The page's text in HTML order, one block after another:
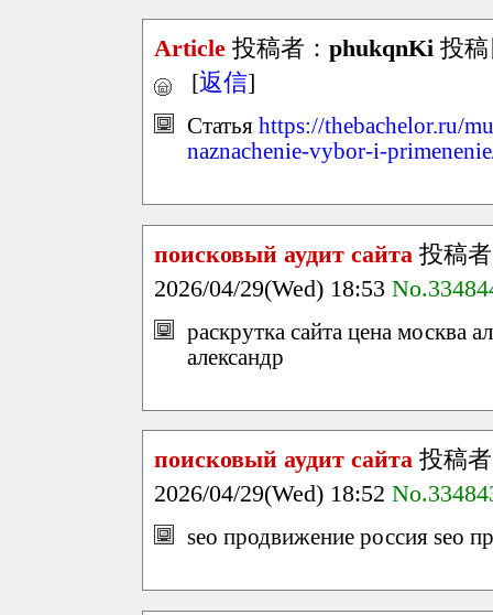
Article 投稿者： phukqnKi 投稿
[返信]
Статья https://thebachelor.ru/
naznachenie-vybor-i-
поисковый аудит сайта 投稿
2026/04/29(Wed) 18:53
раскрутка сайта цена москва
александр
поисковый аудит сайта 投稿
2026/04/29(Wed) 18:52
seo продвижение россия seo